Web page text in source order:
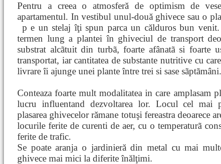
Pentru a creea o atmosferă de optimism de
apartamentul. In vestibul unul-două ghivece sau o
pe un stelaj îţi spun parca un călduros bun venit.
termen lung a plantei în ghiveciul de transport
substrat alcãtuit din turbã, foarte afânatã si foarte
transportat, iar cantitatea de substante nutritive cu
livrare îi ajunge unei plante între trei si sase sãptãmâni.
Conteaza foarte mult modalitatea in care amplasam
lucru influentand dezvoltarea lor. Locul cel mai
plasarea ghivecelor rămane totuşi fereastra deoarece
locurile ferite de curenti de aer, cu o temperaturã
ferite de trafic.
Se poate aranja o jardinieră din metal cu mai
ghivece mai mici la diferite înălţimi.